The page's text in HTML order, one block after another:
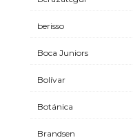
berisso
Boca Juniors
Bolívar
Botánica
Brandsen